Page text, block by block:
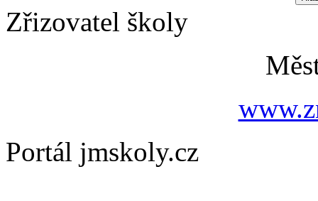
Zřizovatel školy
Portál jmskoly.cz